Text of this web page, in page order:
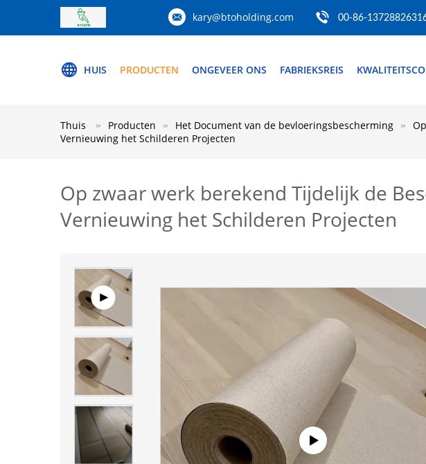
kary@btoholding.com 00-86-
HUIS PRODUCTEN ONGEVEER ONS FABRIEKSREIS
Thuis Producten Het Document van de bevloeringsbescherming
Vernieuwing het Schilderen Projecten
Op zwaar werk berekend Tijdelijk de
Vernieuwing het Schilderen Projecten